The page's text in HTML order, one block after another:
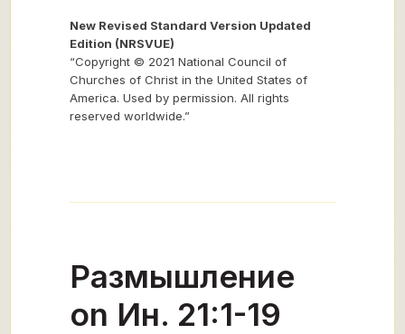
New Revised Standard Version Updated
Edition (NRSVUE)
“Copyright © 2021 National Council of
Churches of Christ in the United States of
America. Used by permission. All rights
reserved worldwide.”
Размышление
on Ин. 21:1-19